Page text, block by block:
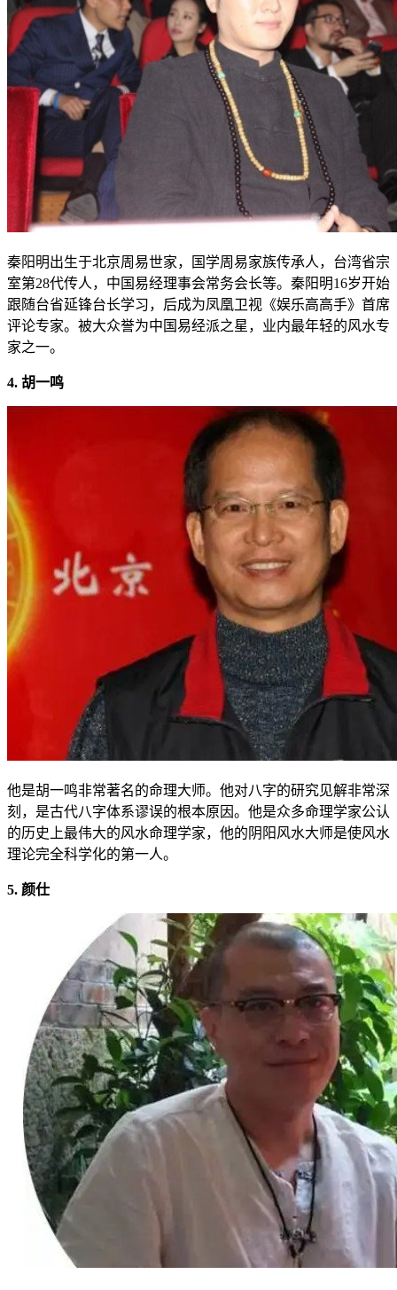
秦阳明出生于北京周易世家，国学周易家族传承人，台湾省宗
室第28代传人，中国易经理事会常务会长等。秦阳明16岁开始
跟随台省延锋台长学习，后成为凤凰卫视《娱乐高高手》首席
评论专家。被大众誉为中国易经派之星，业内最年轻的风水专
家之一。
4. 胡一鸣
他是胡一鸣非常著名的命理大师。他对八字的研究见解非常深
刻，是古代八字体系谬误的根本原因。他是众多命理学家公认
的历史上最伟大的风水命理学家，他的阴阳风水大师是使风水
理论完全科学化的第一人。
5. 颜仕